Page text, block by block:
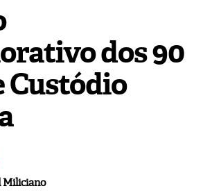
dos 90
Custódio
Miliciano